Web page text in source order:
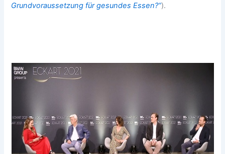
Grundvoraussetzung für gesundes Essen?“).